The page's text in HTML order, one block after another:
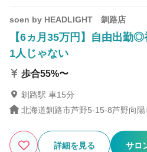
soen by HEADLIGHT 釧路店
【6ヵ月35万円】自由出勤
1人じゃない
歩合55%〜
釧路駅 車15分
北海道釧路市芦野5-15-8芦野向
詳細を見る サロ